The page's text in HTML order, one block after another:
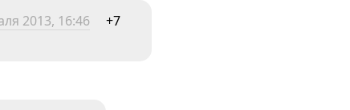
2013, 16:46
+7